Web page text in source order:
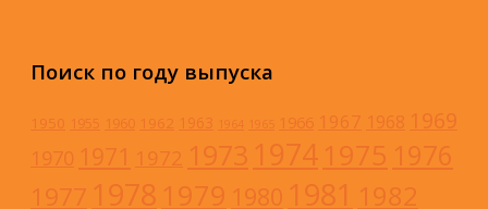
Поиск по году выпуска
1950 1955 1960 1962 1963 1964 1965 1966 1967 1968 1969
1970 1971 1972 1973 1974 1975 1976
1977 1978 1979 1980 1981 1982